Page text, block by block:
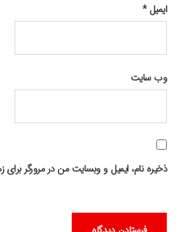
ایمیل*
وب‌ سایت
ذخیره نام، ایمیل و وبسایت من در مرورگر